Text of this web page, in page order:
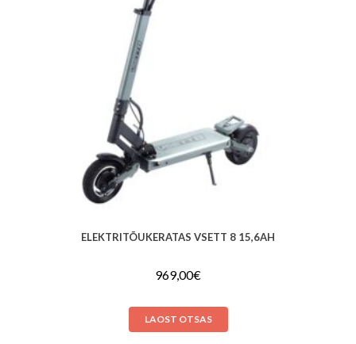
ELEKTRITÕUKERATAS VSETT 8 15,6AH
969,00€
LAOST OTSAS